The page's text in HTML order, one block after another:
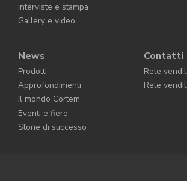
Interviste e stampa
Gallery e video
News
Prodotti
Approfondimenti
Il mondo Cortem
Eventi e fiere
Storie di successo
Contatti
Rete
Rete